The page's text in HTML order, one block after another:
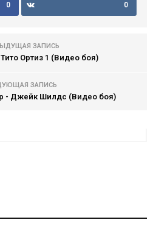
0 0
ЗАПИСЬ
Ортиз 1 (Видео боя)
ЗАПИСЬ
- Джейк Шилдс (Видео боя)